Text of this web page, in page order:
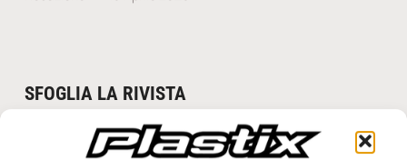
SFOGLIA LA RIVISTA